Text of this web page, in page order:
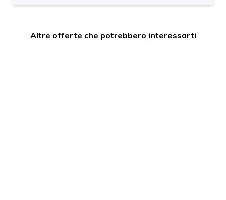
Altre offerte che potrebbero interessarti